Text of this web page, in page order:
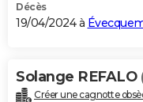
Décès
19/04/2024 à
Solange REFALO
Créer une cagnotte